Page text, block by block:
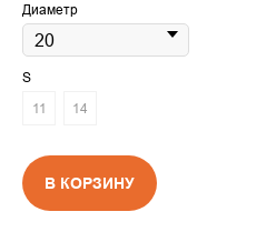
Диаметр
S
11
14
В КОРЗИНУ